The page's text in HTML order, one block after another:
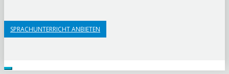
SPRACHUNTERRICHT ANBIETEN